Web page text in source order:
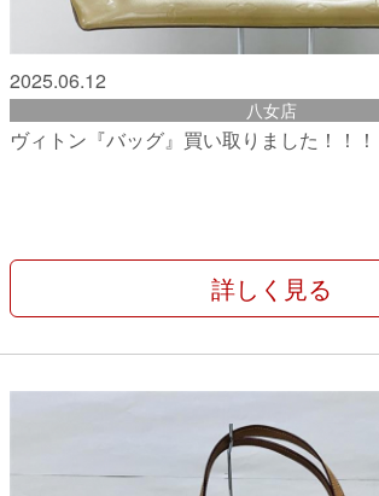
2025.06.12
八女店
ヴィトン『バッグ』買い取りました！！！
詳しく見る